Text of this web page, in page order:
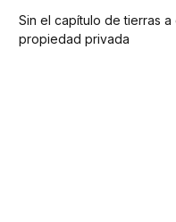
Sin el capítulo de tierras
propiedad privada